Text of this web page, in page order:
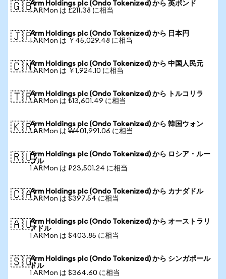
🇬🇧Arm Holdings plc (Ondo Tokenized) から 英ポンド
1 ARMon は £211.38 に相当
🇯🇵Arm Holdings plc (Ondo Tokenized) から 日本円
1 ARMon は ￥45,029.48 に相当
🇨🇳Arm Holdings plc (Ondo Tokenized) から 中国人民元
1 ARMon は ￥1,924.10 に相当
🇹🇷Arm Holdings plc (Ondo Tokenized) から トルコリラ
1 ARMon は ₺13,601.49 に相当
🇰🇷Arm Holdings plc (Ondo Tokenized) から 韓国ウォン
1 ARMon は ₩401,991.06 に相当
🇷🇺Arm Holdings plc (Ondo Tokenized) から ロシア・ルー
ブル
1 ARMon は ₽23,501.24 に相当
🇨🇦Arm Holdings plc (Ondo Tokenized) から カナダドル
1 ARMon は $397.54 に相当
🇦🇺Arm Holdings plc (Ondo Tokenized) から オーストラリ
アドル
1 ARMon は $403.85 に相当
🇸🇬Arm Holdings plc (Ondo Tokenized) から シンガポール
ドル
1 ARMon は $364.60 に相当